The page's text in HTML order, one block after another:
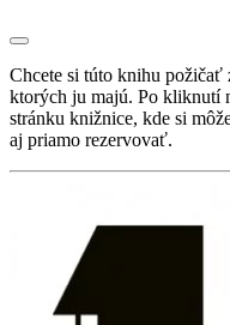
Chcete si túto knihu
ktorých ju majú. Po kliknutí
stránku knižnice, kde si
aj priamo rezervovať.